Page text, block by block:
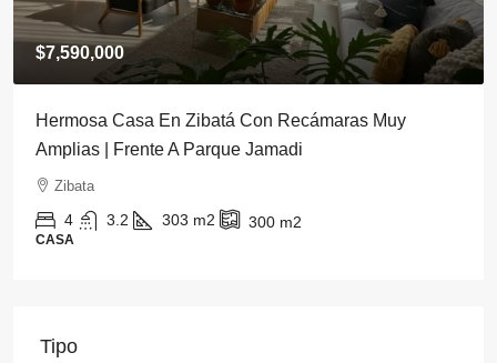
$7,590,000
Hermosa Casa En Zibatá Con Recámaras Muy
Amplias | Frente A Parque Jamadi
Zibata
4 3.2 303 m2 300 m2
CASA
Tipo